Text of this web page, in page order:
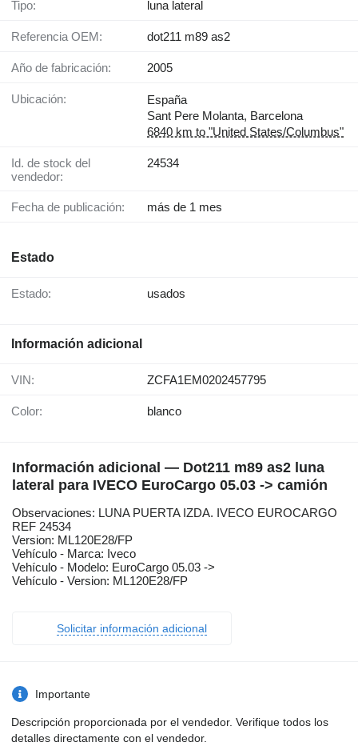
Tipo: luna lateral
Referencia OEM: dot211 m89 as2
Año de fabricación: 2005
Ubicación:
España
Sant Pere Molanta, Barcelona
6840 km to "United States/Columbus"
Id. de stock del
vendedor:
24534
Fecha de publicación: más de 1 mes
Estado
Estado: usados
Información adicional
VIN: ZCFA1EM0202457795
Color: blanco
Información adicional — Dot211 m89 as2 luna
lateral para IVECO EuroCargo 05.03 -> camión
Observaciones: LUNA PUERTA IZDA. IVECO EUROCARGO
REF 24534
Version: ML120E28/FP
Vehículo - Marca: Iveco
Vehículo - Modelo: EuroCargo 05.03 ->
Vehículo - Version: ML120E28/FP
Solicitar información adicional
Importante
Descripción proporcionada por el vendedor. Verifique todos los
detalles directamente con el vendedor.